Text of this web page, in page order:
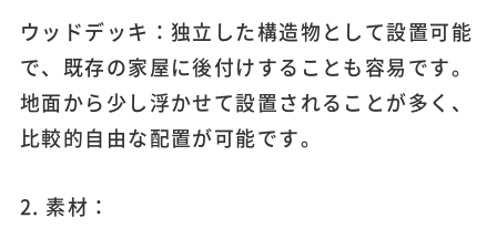
ウッドデッキ：独立した構造物として設置可能
で、既存の家屋に後付けすることも容易です。
地面から少し浮かせて設置されることが多く、
比較的自由な配置が可能です。
2. 素材：